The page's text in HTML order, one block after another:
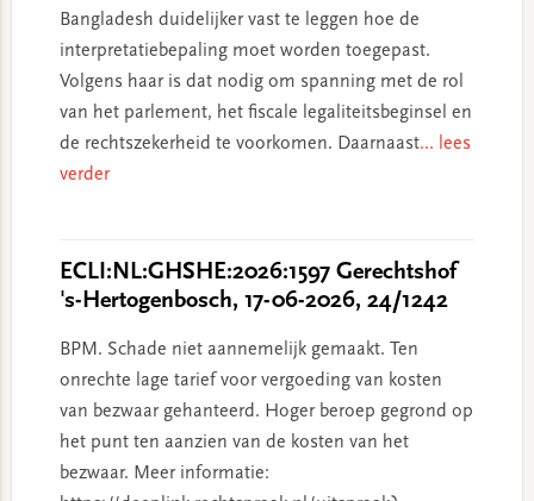
Bangladesh duidelijker vast te leggen hoe de
interpretatiebepaling moet worden toegepast.
Volgens haar is dat nodig om spanning met de rol
van het parlement, het fiscale legaliteitsbeginsel en
de rechtszekerheid te voorkomen. Daarnaast... lees
verder
ECLI:NL:GHSHE:2026:1597 Gerechtshof
's-Hertogenbosch, 17-06-2026, 24/1242
BPM. Schade niet aannemelijk gemaakt. Ten
onrechte lage tarief voor vergoeding van kosten
van bezwaar gehanteerd. Hoger beroep gegrond op
het punt ten aanzien van de kosten van het
bezwaar. Meer informatie: